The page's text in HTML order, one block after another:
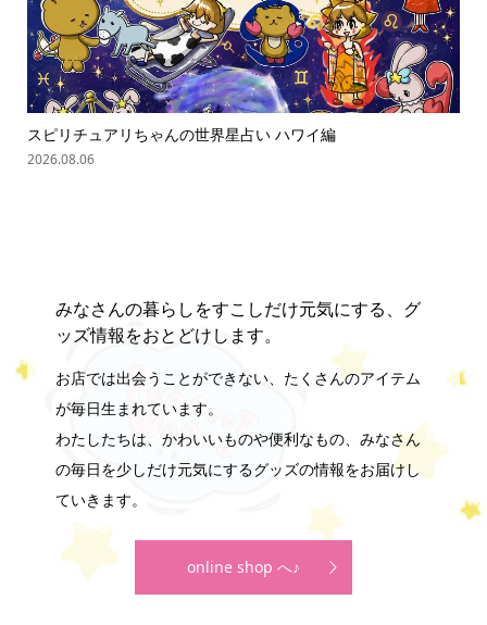
スピリチュアリちゃんの世界星占い ハワイ編
2026.08.06
みなさんの暮らしをすこしだけ元気にする、グ
ッズ情報をおとどけします。
お店では出会うことができない、たくさんのアイテム
が毎日生まれています。
わたしたちは、かわいいものや便利なもの、みなさん
の毎日を少しだけ元気にするグッズの情報をお届けし
ていきます。
online shop へ♪